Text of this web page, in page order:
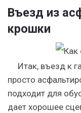
Въезд из
крошки
Итак, въезд к
просто
подходит для
дает хорошее